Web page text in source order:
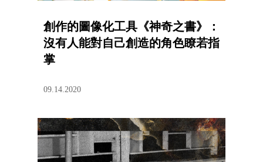
創作的圖像化工具《神奇之書》：
沒有人能對自己創造的角色瞭若指
掌
09.14.2020